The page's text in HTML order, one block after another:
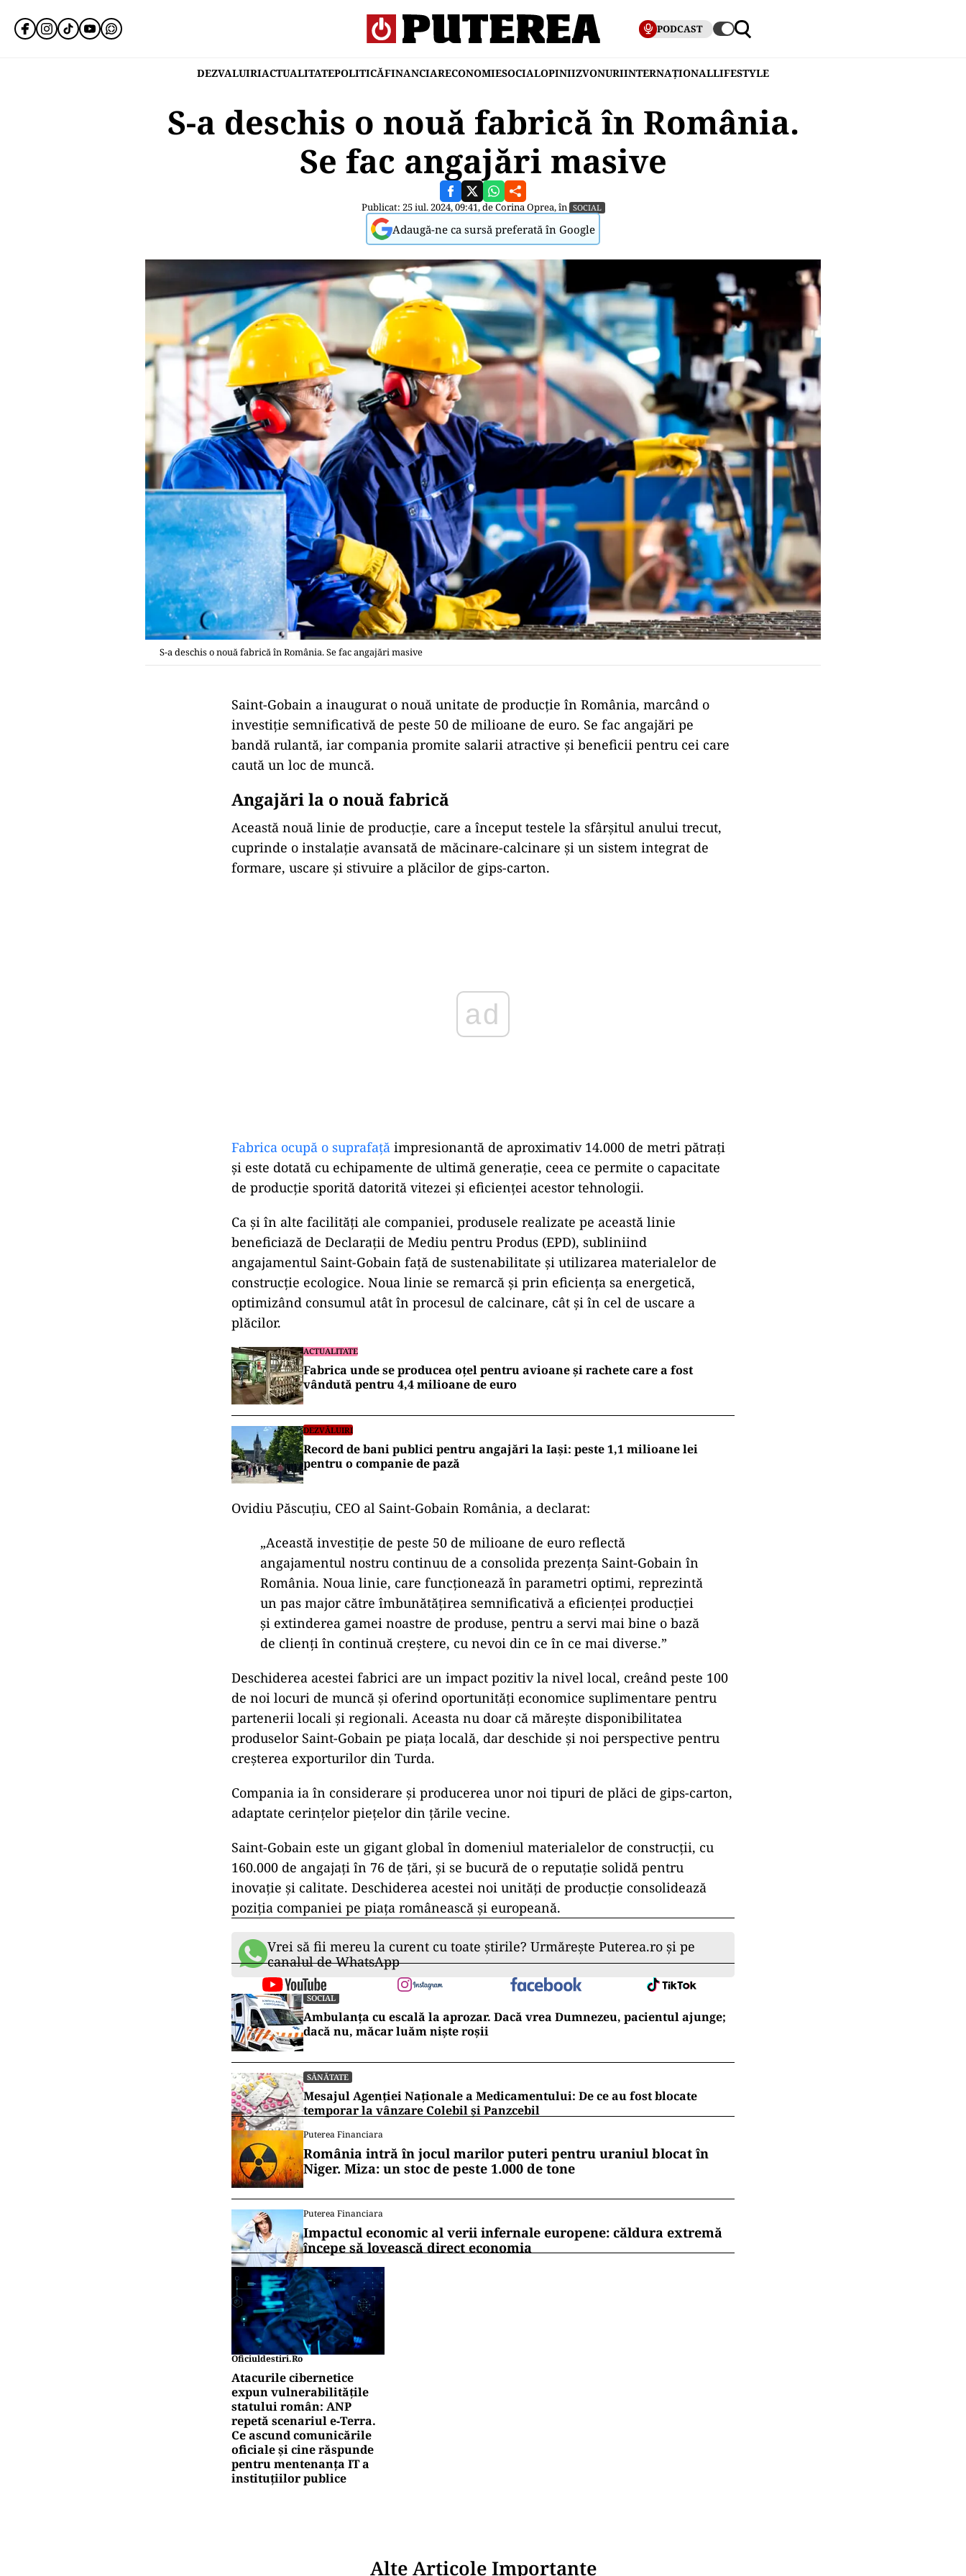
PODCAST
DEZVALUIRIACTUALITATEPOLITICĂFINANCIARECONOMIESOCIALOPINIIZVONURIINTERNAȚIONALLIFESTYLE
S-a deschis o nouă fabrică în România.
Se fac angajări masive
Publicat: 25 iul. 2024, 09:41, deCorina Oprea, în SOCIAL
Adaugă-ne ca sursă preferată în Google
S-a deschis o nouă fabrică în România. Se fac angajări masive
Saint-Gobain a inaugurat o nouă unitate de producție în România, marcând o
investiție semnificativă de peste 50 de milioane de euro. Se fac angajări pe
bandă rulantă, iar compania promite salarii atractive și beneficii pentru cei care
caută un loc de muncă.
Angajări la o nouă fabrică
Această nouă linie de producție, care a început testele la sfârșitul anului trecut,
cuprinde o instalație avansată de măcinare-calcinare și un sistem integrat de
formare, uscare și stivuire a plăcilor de gips-carton.
Fabrica ocupă o suprafață impresionantă de aproximativ 14.000 de metri pătrați
și este dotată cu echipamente de ultimă generație, ceea ce permite o capacitate
de producție sporită datorită vitezei și eficienței acestor tehnologii.
Ca și în alte facilități ale companiei, produsele realizate pe această linie
beneficiază de Declarații de Mediu pentru Produs (EPD), subliniind
angajamentul Saint-Gobain față de sustenabilitate și utilizarea materialelor de
construcție ecologice. Noua linie se remarcă și prin eficiența sa energetică,
optimizând consumul atât în procesul de calcinare, cât și în cel de uscare a
plăcilor.
ACTUALITATE
Fabrica unde se producea oțel pentru avioane și rachete care a fost
vândută pentru 4,4 milioane de euro
DEZVĂLUIRI
Record de bani publici pentru angajări la Iași: peste 1,1 milioane lei
pentru o companie de pază
Ovidiu Păscuțiu, CEO al Saint-Gobain România, a declarat:
„Această investiție de peste 50 de milioane de euro reflectă
angajamentul nostru continuu de a consolida prezența Saint-Gobain în
România. Noua linie, care funcționează în parametri optimi, reprezintă
un pas major către îmbunătățirea semnificativă a eficienței producției
și extinderea gamei noastre de produse, pentru a servi mai bine o bază
de clienți în continuă creștere, cu nevoi din ce în ce mai diverse.”
Deschiderea acestei fabrici are un impact pozitiv la nivel local, creând peste 100
de noi locuri de muncă și oferind oportunități economice suplimentare pentru
partenerii locali și regionali. Aceasta nu doar că mărește disponibilitatea
produselor Saint-Gobain pe piața locală, dar deschide și noi perspective pentru
creșterea exporturilor din Turda.
Compania ia în considerare și producerea unor noi tipuri de plăci de gips-carton,
adaptate cerințelor piețelor din țările vecine.
Saint-Gobain este un gigant global în domeniul materialelor de construcții, cu
160.000 de angajați în 76 de țări, și se bucură de o reputație solidă pentru
inovație și calitate. Deschiderea acestei noi unități de producție consolidează
poziția companiei pe piața românească și europeană.
Vrei să fii mereu la curent cu toate știrile? Urmărește Puterea.ro și pe
canalul de WhatsApp
SOCIAL
Ambulanța cu escală la aprozar. Dacă vrea Dumnezeu, pacientul ajunge;
dacă nu, măcar luăm niște roșii
SĂNĂTATE
Mesajul Agenției Naționale a Medicamentului: De ce au fost blocate
temporar la vânzare Colebil și Panzcebil
Puterea Financiara
România intră în jocul marilor puteri pentru uraniul blocat în
Niger. Miza: un stoc de peste 1.000 de tone
Puterea Financiara
Impactul economic al verii infernale europene: căldura extremă
începe să lovească direct economia
Oficiuldestiri.ro
Atacurile cibernetice
expun vulnerabilitățile
statului român: ANP
repetă scenariul e‑Terra.
Ce ascund comunicările
oficiale și cine răspunde
pentru mentenanța IT a
instituțiilor publice
Alte Articole Importante